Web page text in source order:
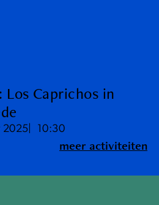
Los Caprichos in
2025 10:30
meer activiteiten